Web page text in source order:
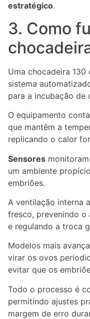
estratégico.
3. Como
Uma chocadeira
sistema
para a incubação de
O equipamento
que mantêm a
replicando o calor
Sensores
um ambiente
embriões.
A ventilação interna
fresco, prevenindo
e regulando a troca
Modelos mais
virar os ovos
evitar que os
Todo o processo é
permitindo ajustes
margem de erro